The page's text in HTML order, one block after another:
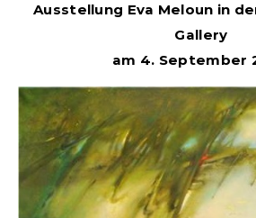
Ausstellung Eva Meloun in
Gallery
am 4. September